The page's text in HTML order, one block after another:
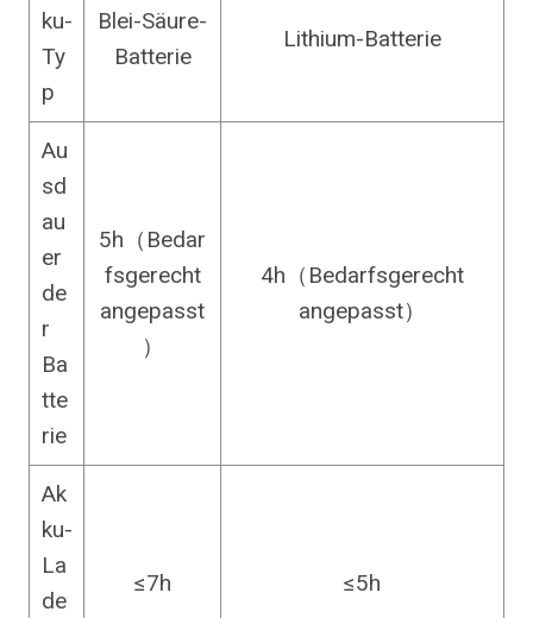
ku-
Ty
p
Blei-Säure-
Batterie
Lithium-Batterie
Au
sd
au
er
de
r
Ba
tte
rie
5h（Bedar
fsgerecht
angepasst
）
4h（Bedarfsgerecht
angepasst）
Ak
ku-
La
de
≤7h ≤5h